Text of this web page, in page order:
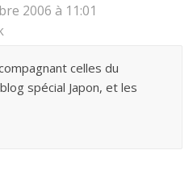
2006 à 11:01
celles du
spécial Japon, et les